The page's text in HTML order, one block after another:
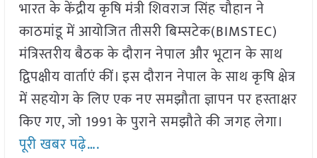
भारत के केंद्रीय कृषि मंत्री शिवराज सिंह चौहान ने
काठमांडू में आयोजित तीसरी बिम्सटेक(BIMSTEC)
मंत्रिस्तरीय बैठक के दौरान नेपाल और भूटान के साथ
द्विपक्षीय वार्ताएं कीं। इस दौरान नेपाल के साथ कृषि क्षेत्र
में सहयोग के लिए एक नए समझौता ज्ञापन पर हस्ताक्षर
किए गए, जो 1991 के पुराने समझौते की जगह लेगा।
पूरी खबर पढ़े….